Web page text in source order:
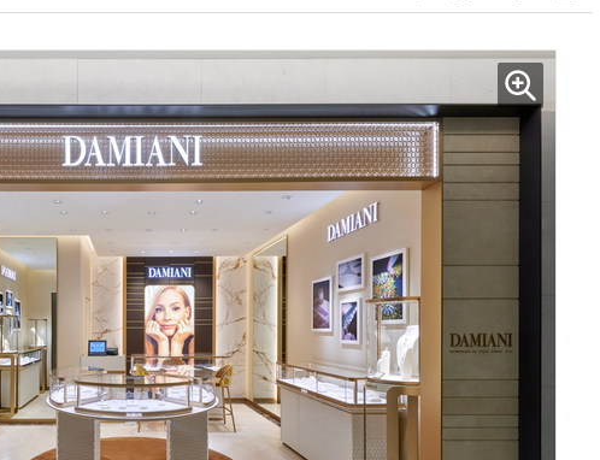
쿠팡Inc, 상반기 영업적자 1.2조 육
박…2년치 이익 넘어서
9
세븐일레븐, 해외 지역 명물 라면 판
매 300만개 돌파
10
우유 감산 협상 8월 말로 연장…산정
기준 놓고 '평행선'